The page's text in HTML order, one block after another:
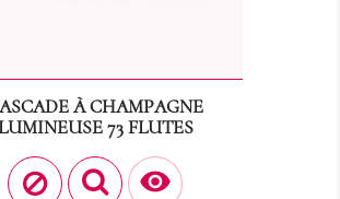
À CHAMPAGNE
73 FLUTES
Prix
42,00 €
